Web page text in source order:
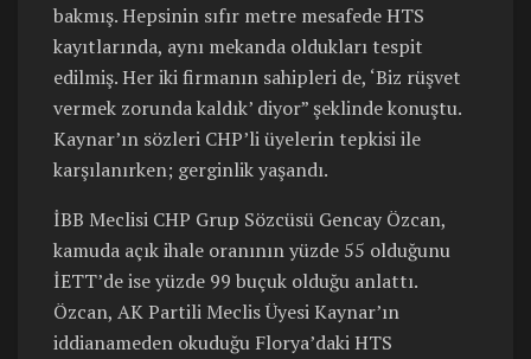
bakmış. Hepsinin sıfır metre mesafede HTS
kayıtlarında, aynı mekanda oldukları tespit
edilmiş. Her iki firmanın sahipleri de, ‘Biz rüşvet
vermek zorunda kaldık’ diyor” şeklinde konuştu.
Kaynar’ın sözleri CHP’li üyelerin tepkisi ile
karşılanırken; gerginlik yaşandı.
İBB Meclisi CHP Grup Sözcüsü Gencay Özcan,
kamuda açık ihale oranının yüzde 55 olduğunu
İETT’de ise yüzde 99 buçuk olduğu anlattı.
Özcan, AK Partili Meclis Üyesi Kaynar’ın
iddianameden okuduğu Florya’daki HTS